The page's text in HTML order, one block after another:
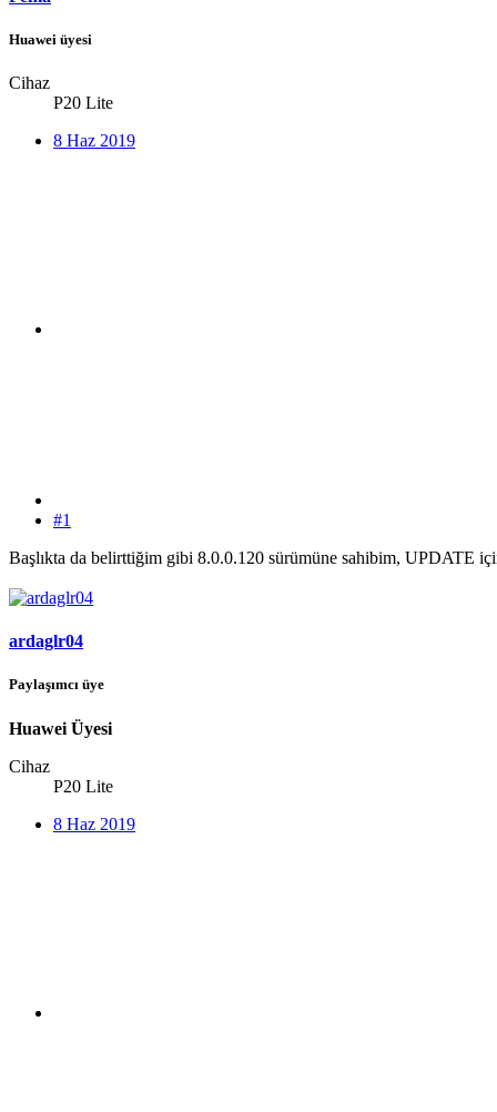
Huawei üyesi
Cihaz
P20 Lite
8 Haz 2019
#1
Başlıkta da belirttiğim gibi 8.0.0.120 sürümüne sahibim, UPDATE
ardaglr04
Paylaşımcı üye
Huawei Üyesi
Cihaz
P20 Lite
8 Haz 2019